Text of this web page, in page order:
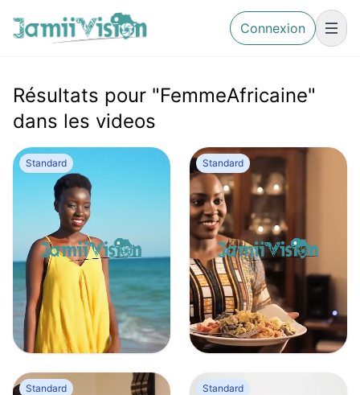
Connexion
Résultats pour "FemmeAfricaine"
dans les videos
Standard
Femme africaine marchant sur la plage au coucher du soleil
0 0
Standard
Femme africaine servant un plat traditionnel
0 0
Standard Standard